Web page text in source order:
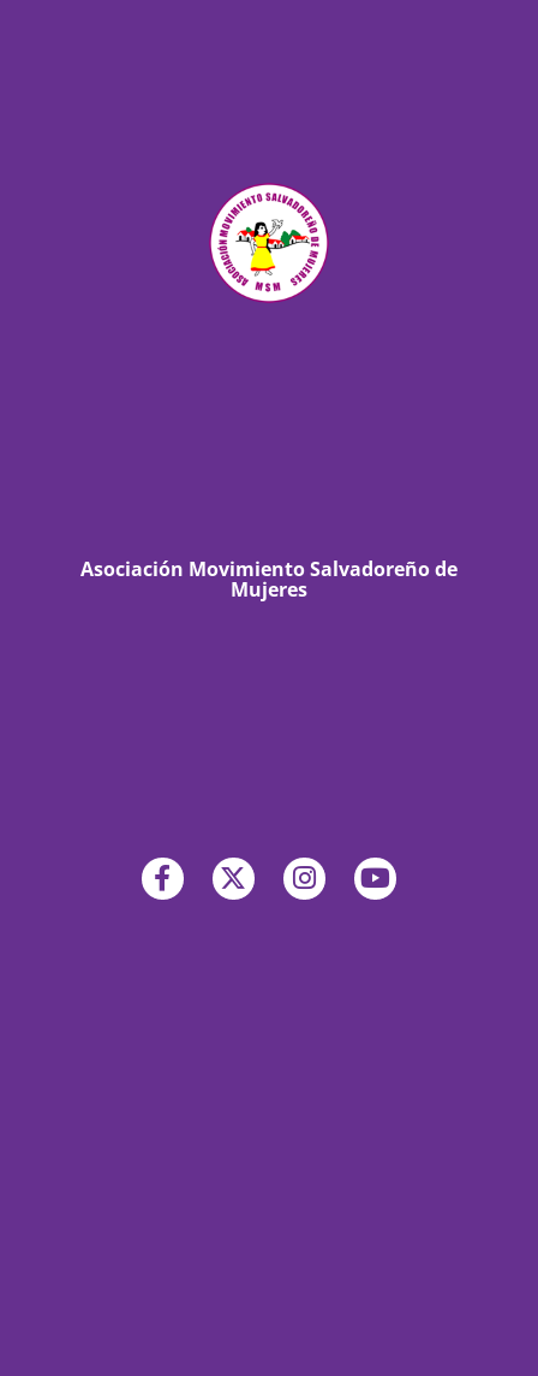
Asociación Movimiento Salvadoreño de
Mujeres